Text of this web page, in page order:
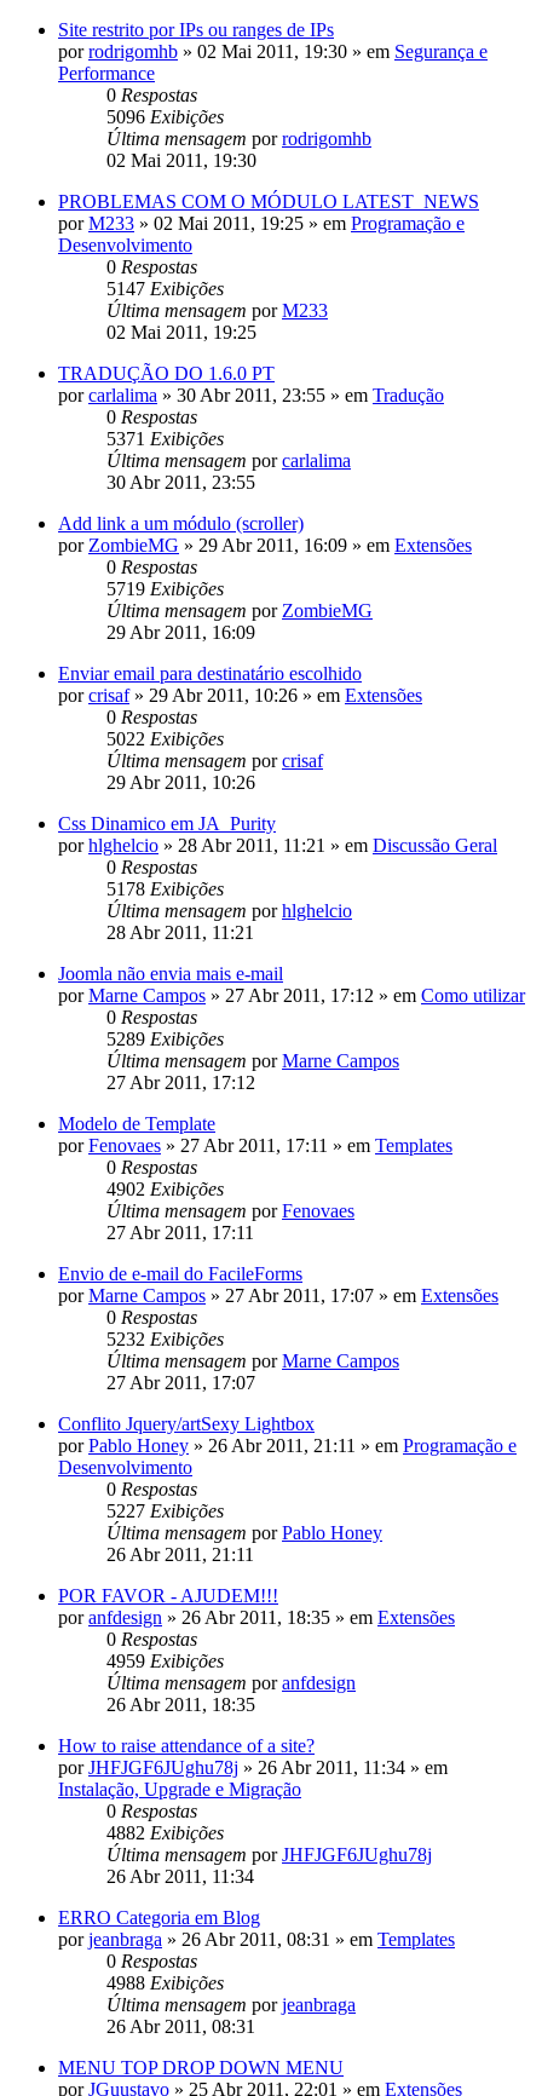
Site restrito por IPs ou ranges de IPs
porrodrigomhb » 02 Mai 2011, 19:30 » em Segurança e
Performance
0 Respostas
5096 Exibições
Última mensagem porrodrigomhb
02 Mai 2011, 19:30
PROBLEMAS COM O MÓDULO LATEST_NEWS
porM233 » 02 Mai 2011, 19:25 » em Programação e
Desenvolvimento
0 Respostas
5147 Exibições
Última mensagem porM233
02 Mai 2011, 19:25
TRADUÇÃO DO 1.6.0 PT
porcarlalima » 30 Abr 2011, 23:55 » em Tradução
0 Respostas
5371 Exibições
Última mensagem porcarlalima
30 Abr 2011, 23:55
Add link a um módulo (scroller)
por ZombieMG » 29 Abr 2011, 16:09 » em Extensões
0 Respostas
5719 Exibições
Última mensagem por ZombieMG
29 Abr 2011, 16:09
Enviar email para destinatário escolhido
porcrisaf» 29 Abr 2011, 10:26 » em Extensões
0 Respostas
5022 Exibições
Última mensagem porcrisaf
29 Abr 2011, 10:26
Css Dinamico em JA_Purity
porhlghelcio » 28 Abr 2011, 11:21 » em Discussão Geral
0 Respostas
5178 Exibições
Última mensagem porhlghelcio
28 Abr 2011, 11:21
Joomla não envia mais e-mail
porMarne Campos » 27 Abr 2011, 17:12 » em Como utilizar
0 Respostas
5289 Exibições
Última mensagem porMarne Campos
27 Abr 2011, 17:12
Modelo de Template
porFenovaes » 27 Abr 2011, 17:11 » em Templates
0 Respostas
4902 Exibições
Última mensagem porFenovaes
27 Abr 2011, 17:11
Envio de e-mail do FacileForms
porMarne Campos » 27 Abr 2011, 17:07 » em Extensões
0 Respostas
5232 Exibições
Última mensagem porMarne Campos
27 Abr 2011, 17:07
Conflito Jquery/artSexy Lightbox
porPablo Honey » 26 Abr 2011, 21:11 » em Programação e
Desenvolvimento
0 Respostas
5227 Exibições
Última mensagem porPablo Honey
26 Abr 2011, 21:11
POR FAVOR - AJUDEM!!!
poranfdesign » 26 Abr 2011, 18:35 » em Extensões
0 Respostas
4959 Exibições
Última mensagem poranfdesign
26 Abr 2011, 18:35
How to raise attendance of a site?
porJHFJGF6JUghu78j » 26 Abr 2011, 11:34 » em
Instalação, Upgrade e Migração
0 Respostas
4882 Exibições
Última mensagem porJHFJGF6JUghu78j
26 Abr 2011, 11:34
ERRO Categoria em Blog
porjeanbraga » 26 Abr 2011, 08:31 » em Templates
0 Respostas
4988 Exibições
Última mensagem porjeanbraga
26 Abr 2011, 08:31
MENU TOP DROP DOWN MENU
porJGuustavo » 25 Abr 2011, 22:01 » em Extensões